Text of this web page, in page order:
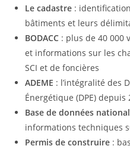
Le cadastre :
bâtiments et leurs
BODACC : plus de 40 000
et informations sur les
SCI et de foncières
ADEME : l’intégralité des
Énergétique (DPE) depuis
Base de données
informations techniques
Permis de construire :